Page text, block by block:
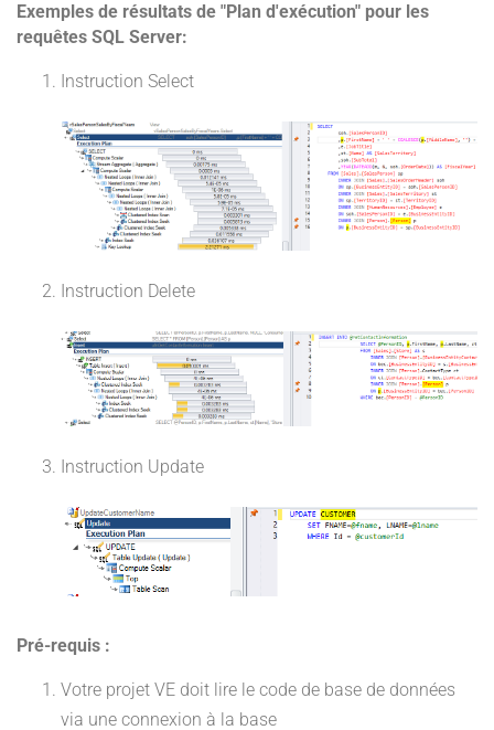
Exemples de résultats de "Plan d'exécution" pour les
requêtes SQL Server:
Instruction Select
Instruction Delete
Instruction Update
Pré-requis :
Votre projet VE doit lire le code de base de données
via une connexion à la base